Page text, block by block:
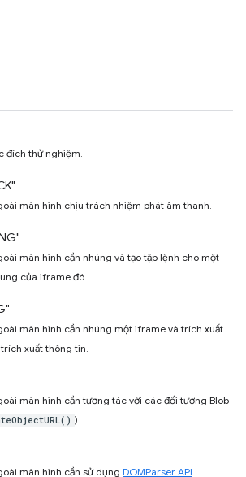
đích thử nghiệm.
màn hình chịu trách nhiệm phát âm thanh.
màn hình cần nhúng và tạo tập lệnh cho một
của iframe đó.
màn hình cần nhúng một iframe và trích xuất
xuất thông tin.
màn hình cần tương tác với các đối tượng Blob
).
màn hình cần sử dụng DOMParser API.